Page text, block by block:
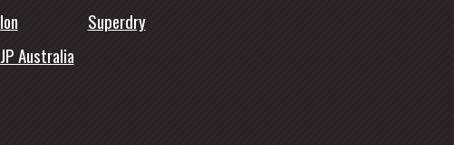
Ion
Superdry
JP Australia